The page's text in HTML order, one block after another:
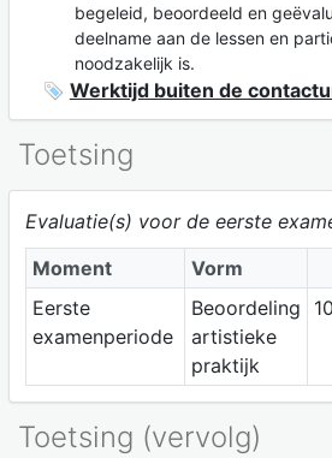
begeleid, beoordeeld en
deelname aan de lessen en
noodzakelijk is.
Werktijd buiten de
Toetsing
Evaluatie(s) voor de eerste
Moment
Vorm
Eerste
examenperiode
Beoordeling
artistieke
praktijk
Toetsing (vervolg)